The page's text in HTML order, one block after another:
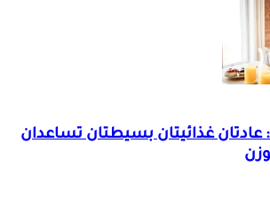
عادتان غذائيتان بسيطتان تساعدان